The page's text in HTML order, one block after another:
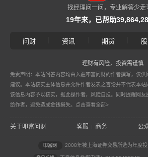
找经理问一问，专业解答少走
19年来，已帮助
问财 资讯 期货
理财有风险，投资需谨慎
免责声明：本站问答内容均由入驻叩富问财的作者撰写，仅供
建议。本站核实主体信息并允许作者发表之言论并不代表本
该信息内容予以核实，据此操作者，风险自担。同时提醒网
给作者，避免造成金钱损失。 点击查看全部>
关于叩富问财 客服 商务 公
叩富网 2008年被上海证券交易所选为年度